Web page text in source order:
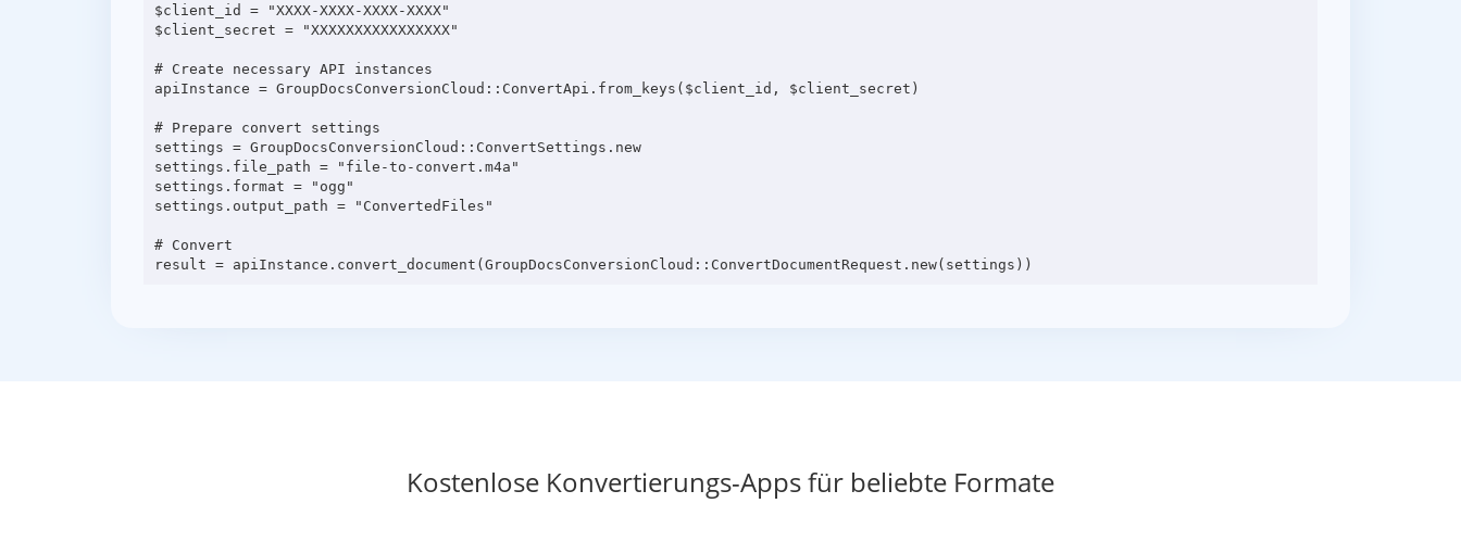
$client_id = "XXXX-XXXX-XXXX-XXXX"
$client_secret = "XXXXXXXXXXXXXXXX"
# Create necessary API instances
apiInstance = GroupDocsConversionCloud::ConvertApi.from_keys($client_id, $client_secret)
# Prepare convert settings
settings = GroupDocsConversionCloud::ConvertSettings.new
settings.file_path = "file-to-convert.m4a"
settings.format = "ogg"
settings.output_path = "ConvertedFiles"
# Convert
Kostenlose Konvertierungs-Apps für beliebte Formate